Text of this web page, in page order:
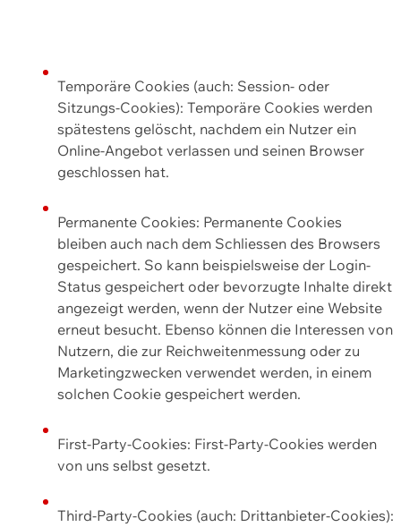
Temporäre Cookies (auch: Session- oder
Sitzungs-Cookies): Temporäre Cookies werden
spätestens gelöscht, nachdem ein Nutzer ein
Online-Angebot verlassen und seinen Browser
geschlossen hat.
Permanente Cookies: Permanente Cookies
bleiben auch nach dem Schliessen des Browsers
gespeichert. So kann beispielsweise der Login-
Status gespeichert oder bevorzugte Inhalte direkt
angezeigt werden, wenn der Nutzer eine Website
erneut besucht. Ebenso können die Interessen von
Nutzern, die zur Reichweitenmessung oder zu
Marketingzwecken verwendet werden, in einem
solchen Cookie gespeichert werden.
First-Party-Cookies: First-Party-Cookies werden
von uns selbst gesetzt.
Third-Party-Cookies (auch: Drittanbieter-Cookies):